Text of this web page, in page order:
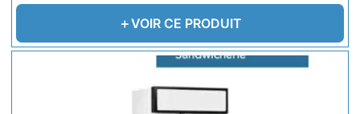
VOIR CE PRODUIT